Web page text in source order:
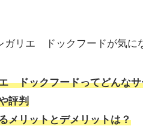
ガリエ ドックフードが気に
ドックフードってどんなサ
評判
メリットとデメリットは？